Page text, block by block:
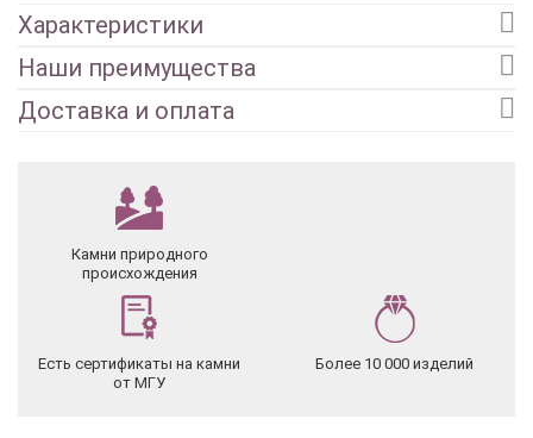
Характеристики
Наши преимущества
Доставка и оплата
Камни природного
происхождения
Есть сертификаты на камни
от МГУ
Более 10 000 изделий